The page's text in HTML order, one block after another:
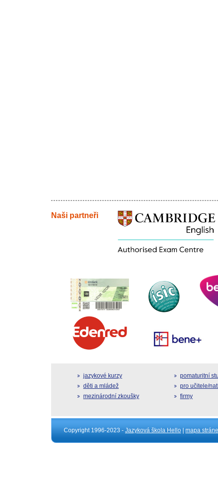
Naši partneři
jazykové kurzy
děti a mládež
mezinárodní zkoušky
pomaturitní
pro učitele/
firmy
Copyright 1996-2023 - Jazyková škola Hello mapa